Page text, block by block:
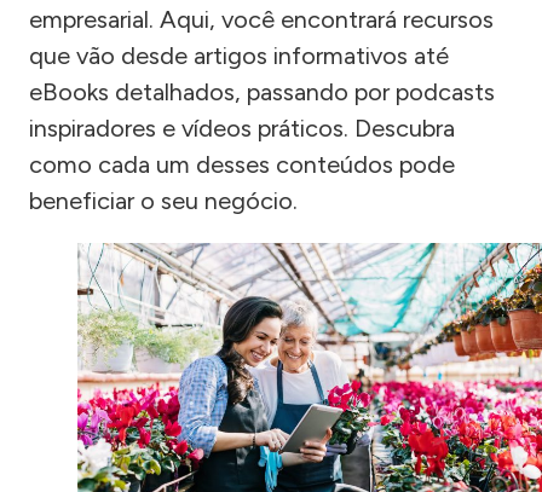
empresarial. Aqui, você encontrará recursos
que vão desde artigos informativos até
eBooks detalhados, passando por podcasts
inspiradores e vídeos práticos. Descubra
como cada um desses conteúdos pode
beneficiar o seu negócio.